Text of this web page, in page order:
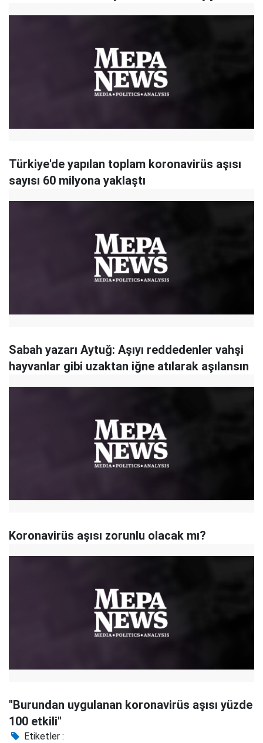
Türkiye'de yapılan toplam koronavirüs aşısı
sayısı 60 milyona yaklaştı
Sabah yazarı Aytuğ: Aşıyı reddedenler vahşi
hayvanlar gibi uzaktan iğne atılarak aşılansın
Koronavirüs aşısı zorunlu olacak mı?
"Burundan uygulanan koronavirüs aşısı yüzde
100 etkili"
Etiketler :